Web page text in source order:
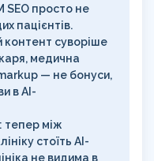
SEO просто не
пацієнтів.
контент суворіше
медична
— не бонуси,
в AI-
тепер між
стоїть AI-
не видима в